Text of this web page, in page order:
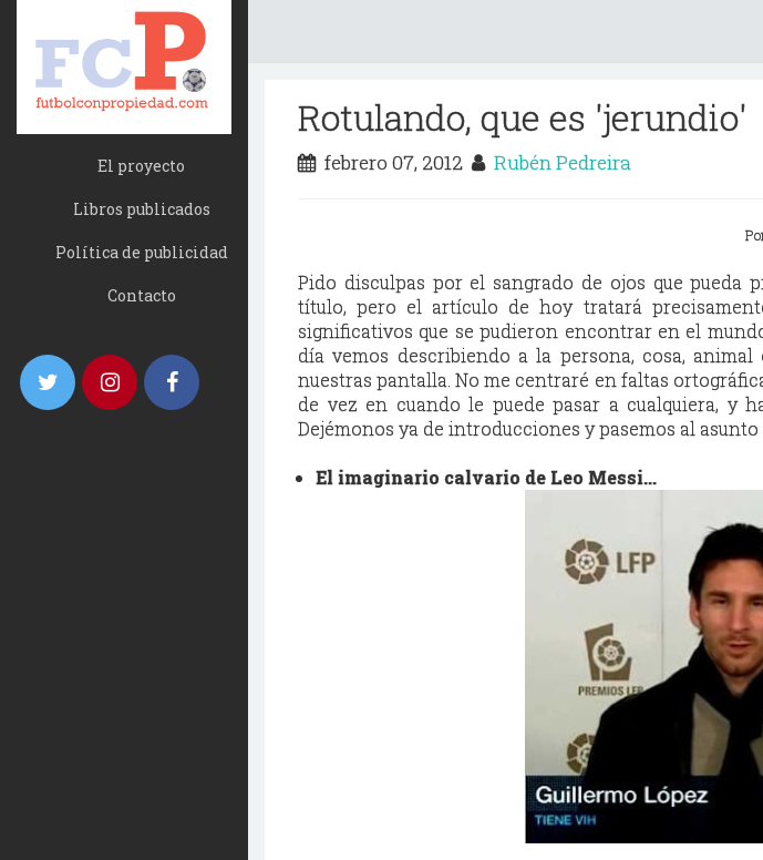
El proyecto
Libros publicados
Política de publicidad
Contacto
Rotulando, que es 'jerundio'
febrero 07, 2012 Rubén Pedreira
Pido disculpas por el sangrado de ojos que pueda
título, pero el artículo de hoy tratará
significativos que se pudieron encontrar en el
día vemos describiendo a la persona, cosa,
nuestras pantalla. No me centraré en faltas
de vez en cuando le puede pasar a cualquiera, y
Dejémonos ya de introducciones y pasemos al asunto
El imaginario calvario de Leo Messi...